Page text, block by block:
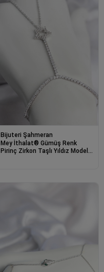
Bijuteri Şahmeran
Mey İthalat® Gümüş Renk
Pirinç Zirkon Taşlı Yıldız Model